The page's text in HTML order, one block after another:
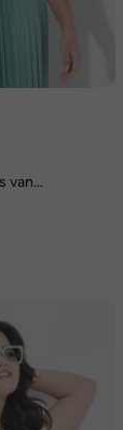
van